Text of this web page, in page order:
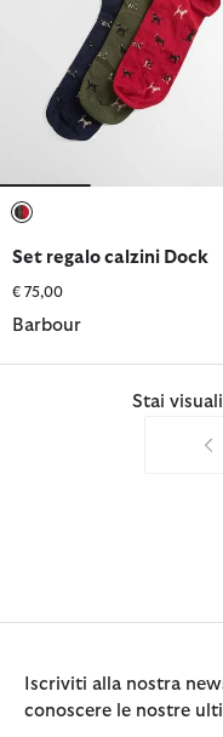
Set regalo calzini Dock
€ 75,00
Barbour
Stai
Iscriviti alla nostra
conoscere le nostre